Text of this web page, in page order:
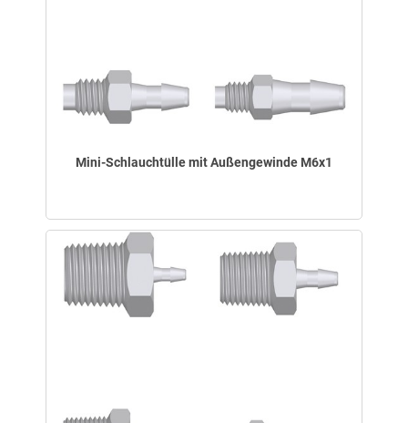
Mini-Schlauchtülle mit Außengewinde M6x1